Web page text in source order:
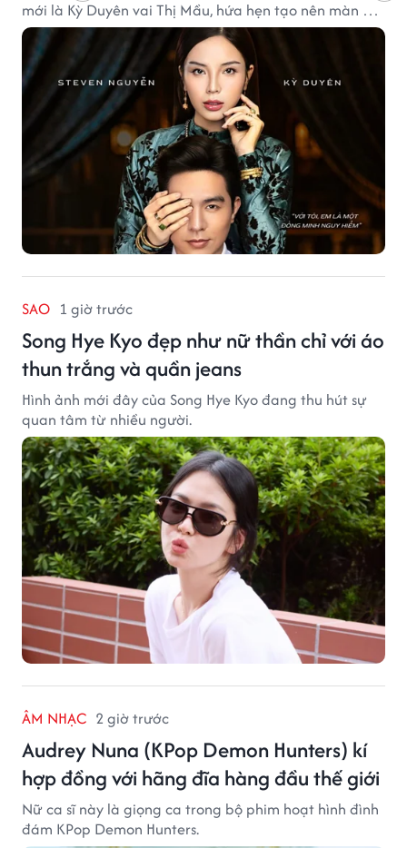
mới là Kỳ Duyên vai Thị Mầu, hứa hẹn tạo nên màn kết
hợp nhiều bất ngờ.
SAO 1 giờ trước
Song Hye Kyo đẹp như nữ thần chỉ với áo
thun trắng và quần jeans
Hình ảnh mới đây của Song Hye Kyo đang thu hút sự
quan tâm từ nhiều người.
ÂM NHẠC 2 giờ trước
Audrey Nuna (KPop Demon Hunters) kí
hợp đồng với hãng đĩa hàng đầu thế giới
Nữ ca sĩ này là giọng ca trong bộ phim hoạt hình đình
đám KPop Demon Hunters.